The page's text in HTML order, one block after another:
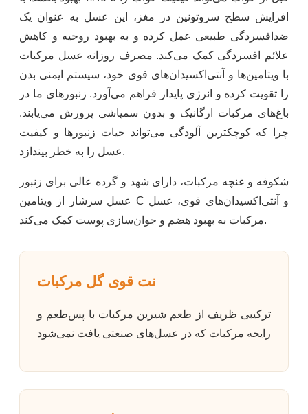
افزایش سطح سروتونین در مغز، این عسل به عنوان یک
ضدافسردگی طبیعی عمل کرده و به بهبود روحیه و کاهش
علائم افسردگی کمک می‌کند. مصرف روزانه عسل مرکبات
با ویتامین‌ها و آنتی‌اکسیدان‌های قوی خود، سیستم ایمنی بدن
را تقویت کرده و انرژی پایدار فراهم می‌آورد. زنبورهای ما در
باغ‌های مرکبات ارگانیک و بدون سمپاشی پرورش می‌یابند.
چرا که کوچکترین آلودگی می‌تواند حیات زنبورها و کیفیت
عسل را به خطر بیندازد.
شکوفه و غنچه مرکبات، دارای شهد و گرده عالی برای زنبور
عسل سرشار از ویتامین C و آنتی‌اکسیدان‌های قوی، عسل
مرکبات به بهبود هضم و جوان‌سازی پوست کمک می‌کند.
نت قوی گل‌ مرکبات
ترکیبی ظریف از طعم شیرین مرکبات با پس‌طعم و
رایحه مرکبات که در عسل‌های صنعتی یافت نمی‌شود